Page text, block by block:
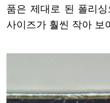
품은 제대로 된 폴리
사이즈가 훨씬 작아 보